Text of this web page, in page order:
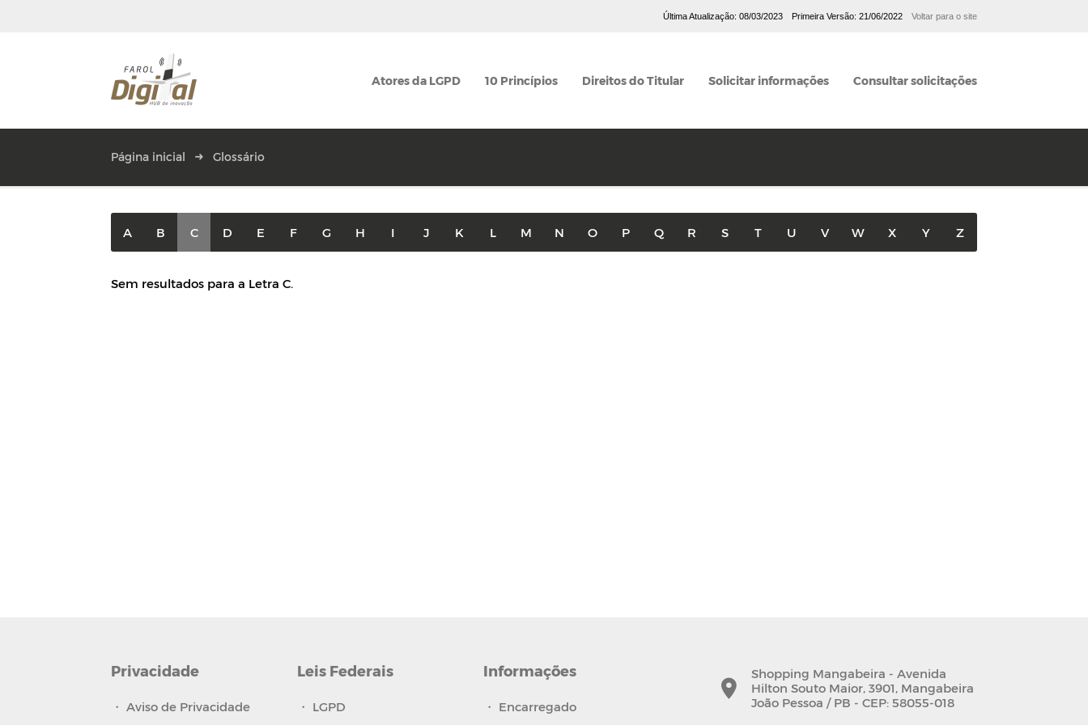
Última Atualização: 08/03/2023 Primeira Versão: 21/06/2022 Voltar para o site
Atores da LGPD 10 Princípios Direitos do Titular Solicitar informações Consultar solicitações
Página inicial Glossário
A B C D E F G H I J K L M N O P Q R S T U V W X Y Z
Sem resultados para a Letra C.
Privacidade
・ Aviso de Privacidade
Leis Federais
・ LGPD
Informações
・ Encarregado
Shopping Mangabeira - Avenida
Hilton Souto Maior, 3901, Mangabeira
João Pessoa / PB - CEP: 58055-018